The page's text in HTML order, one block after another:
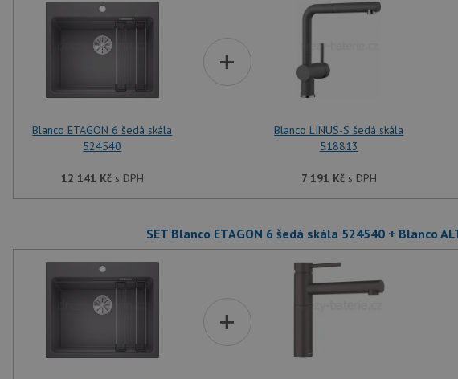
Blanco ETAGON 6 šedá skála
524540
12 141 Kčs DPH
+
Blanco LINUS-S šedá skála
518813
7 191 Kčs DPH
SET Blanco ETAGON 6 šedá skála 524540 + Blanco
+